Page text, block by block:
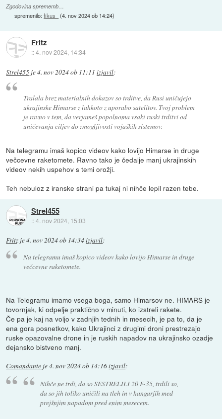
Zgodovina sprememb…
spremenilo:fikus_ (4. nov 2024 ob 14:24)
Fritz
::4. nov 2024, 14:34
Strel455 je4. nov 2024 ob 11:11 izjavil:
Tralala brez materialnih dokazov so trditve, da Rusi uničujejo
ukrajinske Himarse z lahkoto z uporabo satelitov. Tvoj problem
je ravno v tem, da verjameš popolnoma vsaki ruski trditvi od
uničevanja ciljev do zmogljivosti vojaških sistemov.
Na telegramu imaš kopico videov kako lovijo Himarse in druge
večcevne raketomete. Ravno tako je čedalje manj ukrajinskih
videov nekih uspehov s temi orožji.
Teh nebuloz z iranske strani pa tukaj ni nihče lepil razen tebe.
Strel455
::4. nov 2024, 15:03
Fritz je4. nov 2024 ob 14:34izjavil:
Na telegramu imaš kopico videov kako lovijo Himarse in druge
večcevne raketomete.
Na Telegramu imamo vsega boga, samo Himarsov ne. HIMARS je
tovornjak, ki odpelje praktično v minuti, ko izstreli rakete.
Če pa je kaj na voljo v zadnjih tednih in mesecih, je pa to, da je
ena gora posnetkov, kako Ukrajinci z drugimi droni prestrezajo
ruske opazovalne drone in je ruskih napadov na ukrajinsko ozadje
dejansko bistveno manj.
Comandante je4. nov 2024 ob 14:16izjavil:
Nihče ne trdi, da so SESTRELILI 20 F-35, trdili so,
da so jih toliko uničili na tleh in v hangarjih med
prejšnjim napadom pred enim mesecem.